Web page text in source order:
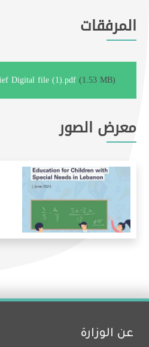
المرفقات
Digital file (1).pdf (1.53 MB)
معرض الصور
عن الوزارة